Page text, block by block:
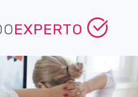
EXPERTO